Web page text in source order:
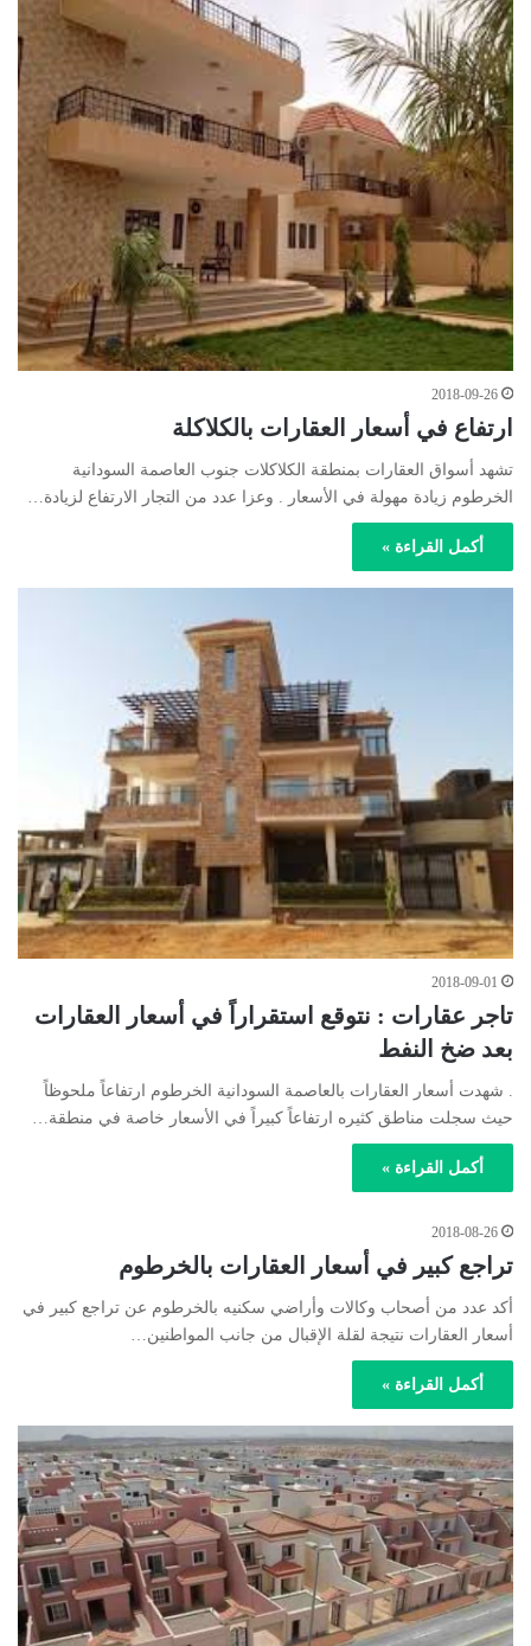
2018-09-26
ارتفاع في أسعار العقارات بالكلاكلة
تشهد أسواق العقارات بمنطقة الكلاكلات جنوب العاصمة السودانية
الخرطوم زيادة مهولة في الأسعار . وعزا عدد من التجار الارتفاع لزيادة…
أكمل القراءة »
2018-09-01
تاجر عقارات : نتوقع استقراراً في أسعار العقارات
بعد ضخ النفط
. شهدت أسعار العقارات بالعاصمة السودانية الخرطوم ارتفاعاً ملحوظاً
حيث سجلت مناطق كثيره ارتفاعاً كبيراً في الأسعار خاصة في منطقة…
أكمل القراءة »
2018-08-26
تراجع كبير في أسعار العقارات بالخرطوم
أكد عدد من أصحاب وكالات وأراضي سكنيه بالخرطوم عن تراجع كبير في
أسعار العقارات نتيجة لقلة الإقبال من جانب المواطنين…
أكمل القراءة »